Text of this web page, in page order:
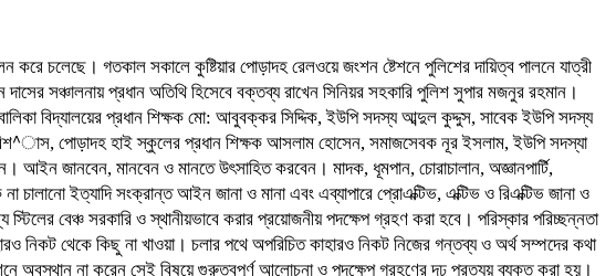
করে চলেছে। গতকাল সকালে কুষ্টিয়ার পোড়াদহ রেলওয়ে জংশন ষ্টেশনে পুলিশের দায়িত্ব পালনে যাত্রী
সঞ্চালনায় প্রধান অতিথি হিসেবে বক্তব্য রাখেন সিনিয়র সহকারি পুলিশ সুপার মজনুর রহমান।
বিদ্যালয়ের প্রধান শিক্ষক মো: আবুবক্কর সিদ্দিক, ইউপি সদস্য আব্দুল কুদ্দুস, সাবেক ইউপি সদস্য
বিশ^াস, পোড়াদহ হাই স্কুলের প্রধান শিক্ষক আসলাম হোসেন, সমাজসেবক নূর ইসলাম, ইউপি সদস্যা
আইন জানবেন, মানবেন ও মানতে উৎসাহিত করবেন। মাদক, ধূমপান, চোরাচালান, অজ্ঞানপার্টি,
চালানো ইত্যাদি সংক্রান্ত আইন জানা ও মানা এবং এব্যাপারে প্রোএক্টিভ, এক্টিভ ও রিএক্টিভ জানা ও
বেঞ্চ সরকারি ও স্থানীয়ভাবে করার প্রয়োজনীয় পদক্ষেপ গ্রহণ করা হবে। পরিস্কার পরিচ্ছন্নতা
নিকট থেকে কিছু না খাওয়া। চলার পথে অপরিচিত কাহারও নিকট নিজের গন্তব্য ও অর্থ সম্পদের কথা
অবস্থান না করেন সেই বিষয়ে গুরুত্বপূর্ণ আলোচনা ও পদক্ষেপ গ্রহণের দৃঢ় প্রত্যয় ব্যক্ত করা হয়।